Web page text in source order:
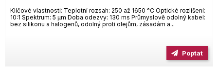
Klíčové vlastnosti: Teplotní rozsah: 250 až 1650 °C Optické rozlišení:
10:1 Spektrum: 5 µm Doba odezvy: 130 ms Průmyslově odolný kabel:
bez silikonu a halogenů, odolný proti olejům, zásadám a...
Poptat